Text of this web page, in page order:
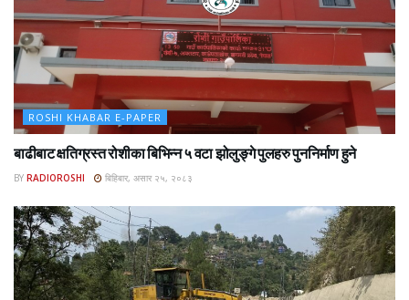
ROSHI KHABAR E-PAPER
बाढीबाट क्षतिग्रस्त रोशीका बिभिन्न ५ वटा झोलुङ्गे पुलहरु पुननिर्माण हुने
BY RADIOROSHI बिहिबार, असार २५, २०८३